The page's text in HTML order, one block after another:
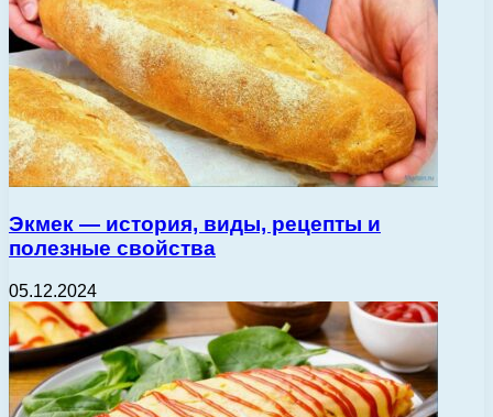
Экмек — история, виды, рецепты и
полезные свойства
05.12.2024